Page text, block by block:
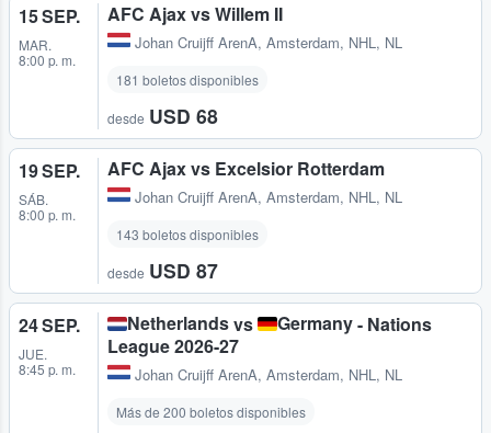
15 SEP.
MAR.
8:00 p. m.
AFC Ajax vs Willem II
Johan Cruijff ArenA, Amsterdam, NHL, NL
181 boletos disponibles
desde USD 68
19 SEP.
SÁB.
8:00 p. m.
AFC Ajax vs Excelsior Rotterdam
Johan Cruijff ArenA, Amsterdam, NHL, NL
143 boletos disponibles
desde USD 87
24 SEP.
JUE.
8:45 p. m.
Netherlandsvs Germany- Nations
League 2026-27
Johan Cruijff ArenA, Amsterdam, NHL, NL
Más de 200 boletos disponibles